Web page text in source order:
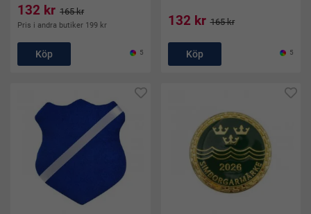
132 kr 165 kr
Pris i andra butiker 199 kr
Köp 5
132 kr 165 kr
Köp 5